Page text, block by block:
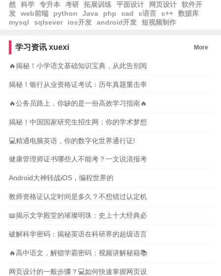
然
科学 专升本 考研 拓展训练 平面设计 网页设计
软件开
发
web前端 python Java php cad c语言 c++
数据库
mysql
sqlsever ios开发 android开发 短视频制作
学习资讯 xuexi More
🔥揭秘！小学语文基础知识宝典，从此告别阅
揭秘！银行从业资格证考试：历年真题重击率
🔥公务员路上，你缺的是一份高效学习指南🔥
揭秘！中国国家研究生招生网：你的学术梦想
💻精通电脑英语，你的数字化世界通行证!
健康管理师证书哪些人不能考？一文说清报考
Android大神转战iOS，编程世界的
教师资格证认定时间是多久？不想错过认定机
📖揭示文学殿堂的璀璨明珠：史上十大经典必
破解科学密码：揭秘英语在科研界的超级语言
🔥高中语文，解锁学霸密码：视频讲解秘籍📚
网页设计的一般步骤？💻如何快速掌握网页设